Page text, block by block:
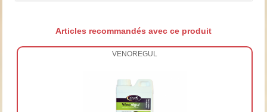
Articles recommandés avec ce produit
VENOREGUL